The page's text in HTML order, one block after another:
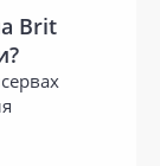
Brit